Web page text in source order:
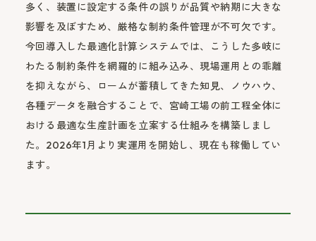
多く、装置に設定する条件の誤りが品質や納期に大きな
影響を及ぼすため、厳格な制約条件管理が不可欠です。
今回導入した最適化計算システムでは、こうした多岐に
わたる制約条件を網羅的に組み込み、現場運用との乖離
を抑えながら、ロームが蓄積してきた知見、ノウハウ、
各種データを融合することで、宮崎工場の前工程全体に
おける最適な生産計画を立案する仕組みを構築しまし
た。2026年1月より実運用を開始し、現在も稼働してい
ます。